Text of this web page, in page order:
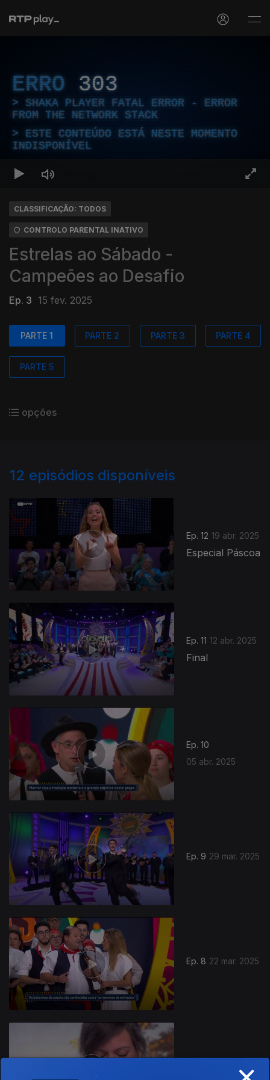
ERRO 303
SHAKA PLAYER FATAL ERROR - ERROR
FROM THE NETWORK STACK
ESTE CONTEÚDO ESTÁ NESTE MOMENTO
INDISPONÍVEL
CLASSIFICAÇÃO: TODOS
CONTROLO PARENTAL INATIVO
Estrelas ao Sábado -
Campeões ao Desafio
Ep. 3 15 fev. 2025
PARTE 1 PARTE 2 PARTE 3 PARTE 4
PARTE 5
opções
12 episódios disponíveis
Ep. 12 19 abr. 2025
Especial Páscoa
Ep. 11 12 abr. 2025
Final
Ep. 10
05 abr. 2025
Ep. 9 29 mar. 2025
Ep. 8 22 mar. 2025